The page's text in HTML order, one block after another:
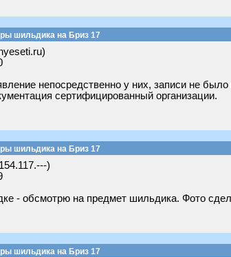
шильдика на Бриз 17
непосредственно у них, записи не
сертифицированный организации.
шильдика на Бриз 17
)
- обсмотрю на предмет шильдика. Фото
шильдика на Бриз 17